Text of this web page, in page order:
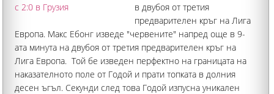
в двубоя от третия
предварителен кръг на Лига
Европа. Макс Ебонг изведе "червените" напред още в 9-
ата минута на двубоя от третия предварителен кръг на
Лига Европа. Той бе изведен перфектно на границата на
наказателното поле от Годой и прати топката в долния
десен ъгъл. Секунди след това Годой изпусна уникален